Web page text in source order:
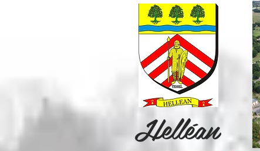
Helléan
Logo en préparation